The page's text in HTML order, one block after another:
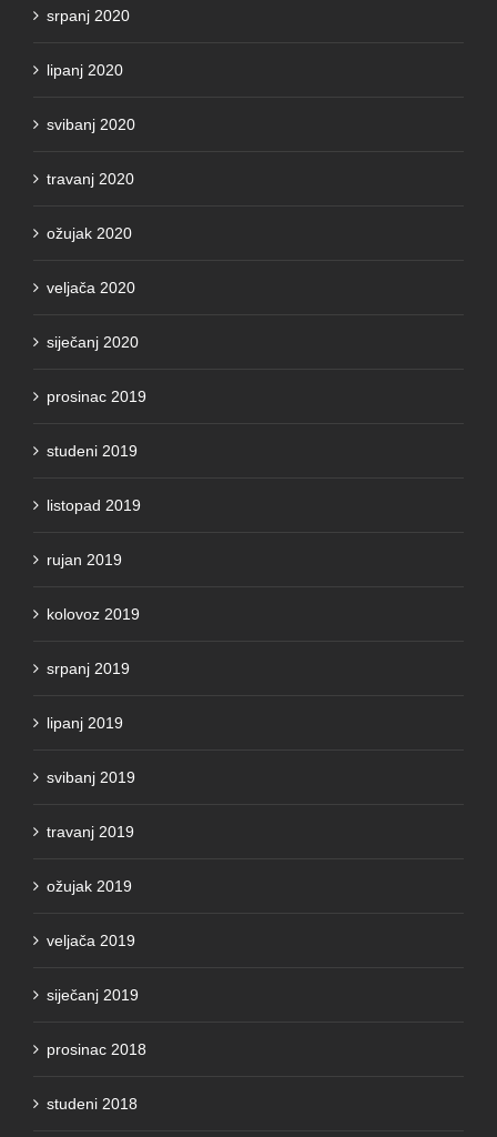
srpanj 2020
lipanj 2020
svibanj 2020
travanj 2020
ožujak 2020
veljača 2020
siječanj 2020
prosinac 2019
studeni 2019
listopad 2019
rujan 2019
kolovoz 2019
srpanj 2019
lipanj 2019
svibanj 2019
travanj 2019
ožujak 2019
veljača 2019
siječanj 2019
prosinac 2018
studeni 2018